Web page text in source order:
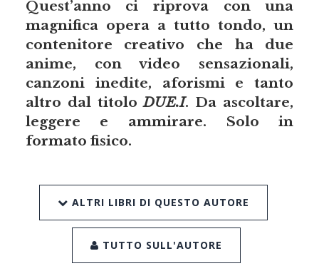
Quest’anno ci riprova con una
magnifica opera a tutto tondo, un
contenitore creativo che ha due
anime, con video sensazionali,
canzoni inedite, aforismi e tanto
altro dal titoloDUE.I. Da ascoltare,
leggere e ammirare. Solo in
formato fisico.
ALTRI LIBRI DI QUESTO AUTORE
TUTTO SULL'AUTORE